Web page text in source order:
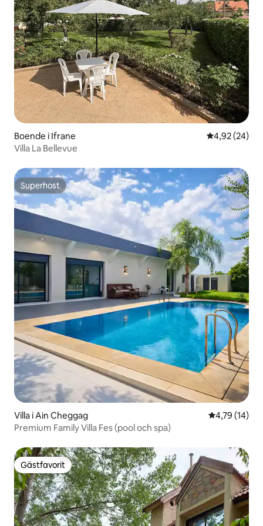
Boende i Ifrane 4,92 av 5 i
4,92 (24)
Villa La Bellevue
Superhost
Superhost
Villa i Ain Cheggag 4,79 av 5 i
4,79 (14)
Premium Family Villa Fes (pool och spa)
Gästfavorit
Gästfavorit